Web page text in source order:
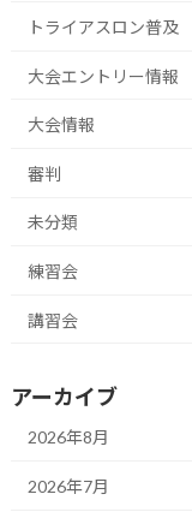
トライアスロン普及
大会エントリー情報
大会情報
審判
未分類
練習会
講習会
アーカイブ
2026年8月
2026年7月